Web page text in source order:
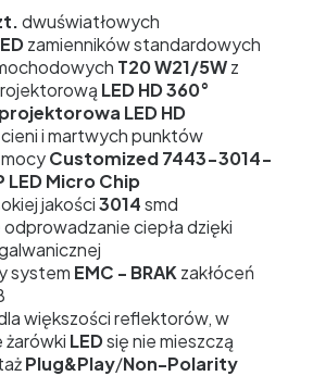
dwuświatłowych
zamienników standardowych
T20 W21/5Wz
LED HD 360°
LED HD
i martwych punktów
Customized 7443-3014-
LED Micro Chip
jakości3014smd
odprowadzanie ciepła dzięki
system EMC - BRAK zakłóceń
większości reflektorów, w
żarówki LEDsię nie mieszczą
Plug&Play/Non-Polarity